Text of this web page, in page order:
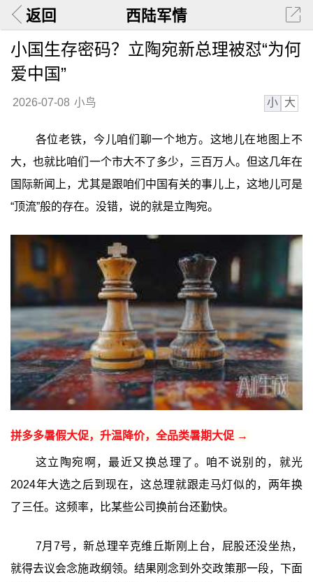
返回 西陆军情
小国生存密码？立陶宛新总理被怼“为何
爱中国”
2026-07-08 小鸟 小 大
各位老铁，今儿咱们聊一个地方。这地儿在地图上不
大，也就比咱们一个市大不了多少，三百万人。但这几年在
国际新闻上，尤其是跟咱们中国有关的事儿上，这地儿可是
“顶流”般的存在。没错，说的就是立陶宛。
拼多多暑假大促，升温降价，全品类暑期大促 →
这立陶宛啊，最近又换总理了。咱不说别的，就光
2024年大选之后到现在，这总理就跟走马灯似的，两年换
了三任。这频率，比某些公司换前台还勤快。
7月7号，新总理辛克维丘斯刚上台，屁股还没坐热，
就得去议会念施政纲领。结果刚念到外交政策那一段，下面